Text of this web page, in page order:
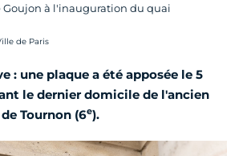
à l'inauguration du quai
de Paris
: une plaque a été apposée le 5
le dernier domicile de l'ancien
Tournon (6e).